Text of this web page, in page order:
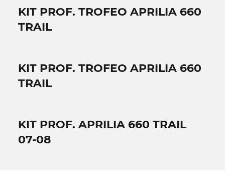
KIT PROF. TROFEO APRILIA 660
TRAIL
KIT PROF. TROFEO APRILIA 660
TRAIL
KIT PROF. APRILIA 660 TRAIL
07-08